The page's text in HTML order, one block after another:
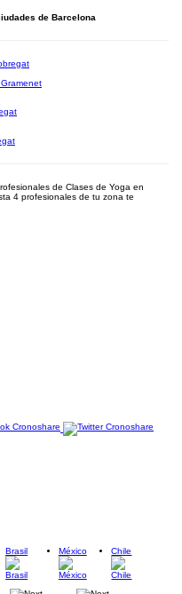
de Barcelona
de Clases de Yoga en
4 profesionales de tu zona te
Brasil México Chile